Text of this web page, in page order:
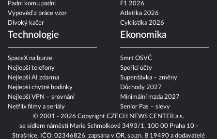
© 2001 - 2026 Copyright CZECH NEWS CENTER a.s.
se sídlem náměstí Marie Schmolkové 3493/1, 100 00 Praha 10 -
Strašnice, IČO: 02346826, zapsána v OR, sp.zn. B 19490 a dodavatelé
Padni komu padni
Výpověď z práce vzor
Divoký kačer
F1 2026
Atletika 2026
Cyklistika 2026
Technologie
SpaceX na burze
Nejlepší telefony
Nejlepší AI zdarma
Nejlepší chytré hodinky
Nejlepší VPN – srovnání
Netflix filmy a seriály
Ekonomika
Smrt OSVČ
Spořicí účty
Superdávka – změny
Důchody 2027
Minimální mzda 2027
Senior Pas – slevy